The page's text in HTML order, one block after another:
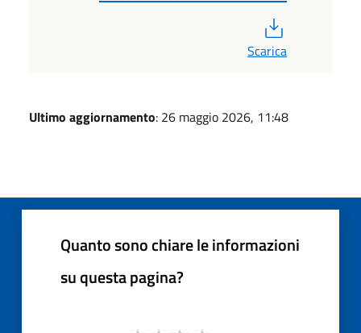
Scarica
Ultimo aggiornamento: 26 maggio 2026, 11:48
Quanto sono chiare le informazioni
su questa pagina?